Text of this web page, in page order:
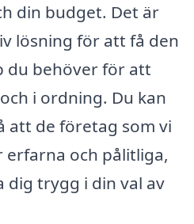
din budget. Det är
lösning för att få den
du behöver för att
i ordning. Du kan
att de företag som vi
och pålitliga,
dig trygg i din val av